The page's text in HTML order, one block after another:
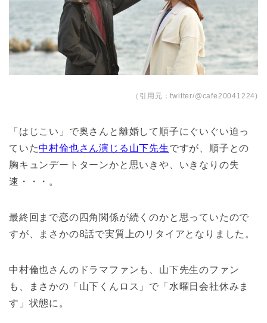
（引用元：twitter/@cafe20041224)
「はじこい」で奥さんと離婚して順子にぐいぐい迫っ
ていた中村倫也さん演じる山下先生ですが、順子との
胸キュンデートターンかと思いきや、いきなりの失
速・・・。
最終回まで恋の四角関係が続くのかと思っていたので
すが、まさかの8話で実質上のリタイアとなりました。
中村倫也さんのドラマファンも、山下先生のファン
も、まさかの「山下くんロス」で「水曜日会社休みま
す」状態に。